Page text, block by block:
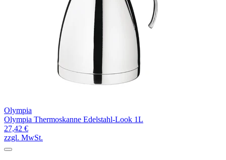
Olympia
Olympia Thermoskanne Edelstahl-Look 1L
27,42 €
zzgl. MwSt.